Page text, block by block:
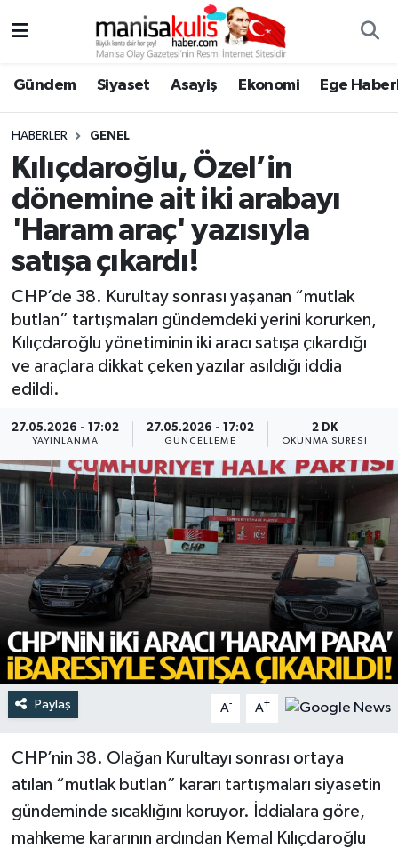
Gündem Siyaset Asayiş Ekonomi Ege
HABERLER GENEL
Kılıçdaroğlu, Özel’in
dönemine ait iki arabayı
'Haram araç' yazısıyla
satışa çıkardı!
CHP’de 38. Kurultay sonrası yaşanan “mutlak
butlan” tartışmaları gündemdeki yerini korurken,
Kılıçdaroğlu yönetiminin iki aracı satışa çıkardığı
ve araçlara dikkat çeken yazılar asıldığı iddia
edildi.
27.05.2026 - 17:02
YAYINLANMA
27.05.2026 - 17:02
GÜNCELLEME
2 DK
OKUNMA SÜRESI
Paylaş A- A+
CHP’nin 38. Olağan Kurultayı sonrası ortaya
atılan “mutlak butlan” kararı tartışmaları siyasetin
gündeminde sıcaklığını koruyor. İddialara göre,
mahkeme kararının ardından Kemal Kılıçdaroğlu
Ege Haberleri
Ekonomi
Genel
Gündem
Resmi İlan
Siyaset
Spor
Türkiye
Yaşam
Yunusemre Hava Durumu
Yunusemre Trafik Yoğunluk Haritası
Süper Lig Puan Durumu ve Fikstür
Tüm Manşetler
Son Dakika Haberleri
Haber Arşivi